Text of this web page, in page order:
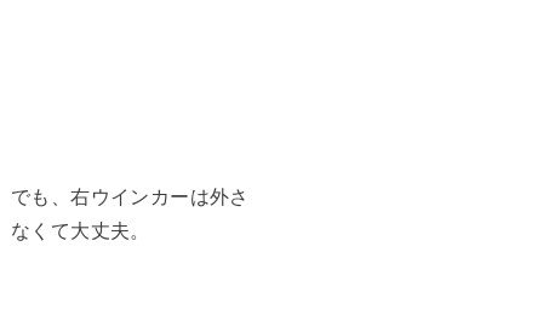
でも、右ウインカーは外さ
なくて大丈夫。